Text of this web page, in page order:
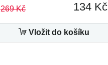
269 Kč 134 Kč
Vložit do košíku